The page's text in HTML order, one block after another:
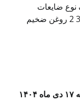
ردیف نوع ضایعات
قیمت (ریال) 1 روغنی زیریک میل 33,000 2 روغن ضخیم